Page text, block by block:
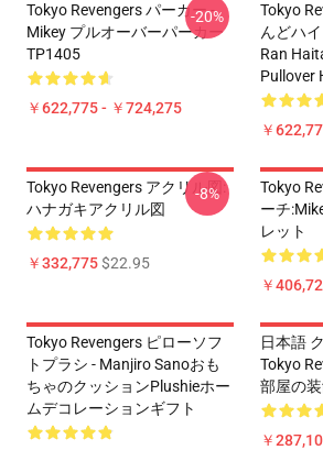
Tokyo Revengers パーカー -
Mikey プルオーバーパーカー
TP1405
￥622,775 - ￥724,275
-20%
Tokyo
んどハイ
Ran
Pullover
￥
Tokyo Revengers アクリル図:
ハナガキアクリル図
￥332,775$22.95
-8%
Tokyo
ーチ
レット
￥
Tokyo Revengers ピローソフ
トプラシ - Manjiro Sanoおも
ちゃのクッションPlushieホー
ムデコレーションギフト
日本語
Tokyo
部屋の
￥